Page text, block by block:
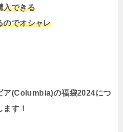
入できる
のでオシャレ
ア(Columbia)の福袋2024につ
す！